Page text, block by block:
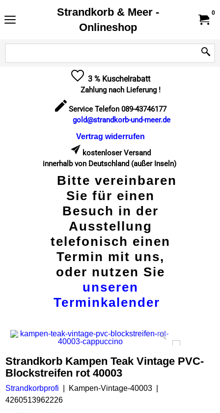
Strandkorb & Meer -
Onlineshop
0
3 % Kuschelrabatt
Zahlung nach Lieferung !
Service Telefon 089-43746177
gold@strandkorb-und-meer.de
Vertrag widerrufen
kostenloser Versand
innerhalb von Deutschland (außer Inseln)
Bitte vereinbaren
Sie für einen
Besuch in der
Ausstellung
telefonisch einen
Termin mit uns,
oder nutzen Sie
unseren
Terminkalender
Strandkorb Kampen Teak Vintage PVC-
Blockstreifen rot 40003
Strandkorbprofi
Kampen-Vintage-40003
4260513962226